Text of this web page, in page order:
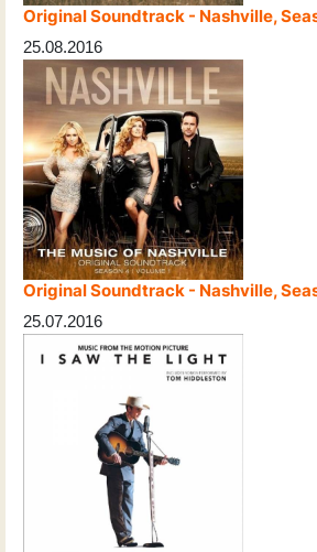
Original Soundtrack - Nashville,
25.08.2016
Original Soundtrack - Nashville,
25.07.2016